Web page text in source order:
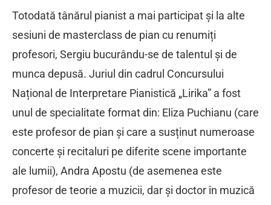
Totodată tânărul pianist a mai participat și la alte
sesiuni de masterclass de pian cu renumiți
profesori, Sergiu bucurându-se de talentul și de
munca depusă. Juriul din cadrul Concursului
Național de Interpretare Pianistică „Lirika” a fost
unul de specialitate format din: Eliza Puchianu (care
este profesor de pian și care a susținut numeroase
concerte și recitaluri pe diferite scene importante
ale lumii), Andra Apostu (de asemenea este
profesor de teorie a muzicii, dar și doctor în muzică